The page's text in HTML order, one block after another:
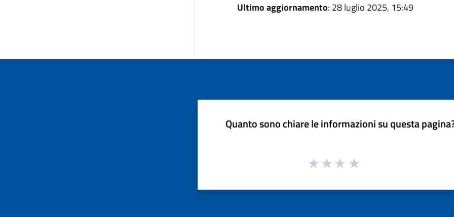
Ultimo aggiornamento: 28 luglio 2025, 15:49
Quanto sono chiare le informazioni su questa